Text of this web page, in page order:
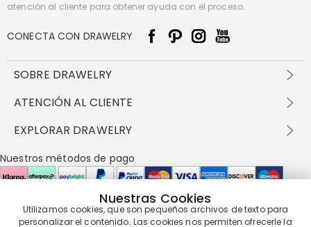
atención al cliente para obtener ayuda con el proceso.
CONECTA CON DRAWELRY
SOBRE DRAWELRY
Sobre nosotros
política de privacidad
Preguntas frecuentes
ATENCIÓN AL CLIENTE
Envío y entrega
Devolución en 60 días
Cómo cuidar
EXPLORAR DRAWELRY
Drawelry Prime
Programa de Recompensas
Nuestros métodos de pago
Nuestros socios de entrega
Nuestras Cookies
Utilizamos cookies, que son pequeños archivos de texto para
personalizar el contenido. Las cookies nos permiten ofrecerle la